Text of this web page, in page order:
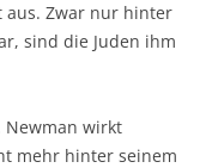
aus. Zwar nur hinter
sind die Juden ihm
Newman wirkt
mehr hinter seinem